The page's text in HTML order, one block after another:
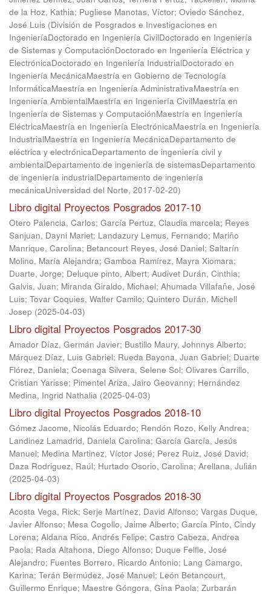
de la Hoz, Kathia; Pugliese Manotas, Víctor; Oviedo Sánchez,
José Luis (División de Posgrados e Investigaciones en
IngenieríaDoctorado en Ingeniería CivilDoctorado en Ingeniería
de Sistemas y ComputaciónDoctorado en Ingeniería Eléctrica y
ElectrónicaDoctorado en Ingeniería IndustrialDoctorado en
Ingeniería MecánicaMaestría en Gobierno de Tecnología
InformáticaMaestría en Ingeniería AdministrativaMaestría en
Ingeniería AmbientalMaestría en Ingeniería CivilMaestría en
Ingeniería de Sistemas y ComputaciónMaestría en Ingeniería
EléctricaMaestría en Ingeniería ElectrónicaMaestría en Ingeniería
IndustrialMaestría en Ingeniería MecánicaDepartamento de
eléctrica y electrónicaDepartamento de ingeniería civil y
ambientalDepartamento de ingeniería de sistemasDepartamento
de ingeniería industrialDepartamento de ingeniería
mecánicaUniversidad del Norte, 2017-02-20)
Libro digital Proyectos Posgrados 2017-10
Otero Palencia, Carlos; García Pertuz, Claudia marcela; Reyes
Sanjuan, Dayni Mariet; Landazury Lemus, Fernando; Mariño
Manrique, Carolina; Betancourt Reyes, José Daniel; Saltarín
Molino, María Alejandra; Gamboa Ramírez, Mayra Xiomara;
Duarte, Jorge; Deluque pinto, Albert; Audivet Durán, Cinthia;
Galvis, Juan; Miranda Giraldo, Michael; Ahumada Villafañe, José
Luis; Tovar Coquies, Walter Camilo; Quintero Durán, Michell
Josep (2025-04-03)
Libro digital Proyectos Posgrados 2017-30
Amador Díaz, Germán Javier; Bustillo Maury, Johnnys Alberto;
Márquez Díaz, Luis Gabriel; Rueda Bayona, Juan Gabriel; Duarte
Flórez, Daniela; Coenaga Silvera, Selene Sol; Olivares Carrillo,
Cristian Yarisse; Pimentel Ariza, Jairo Geovanny; Hernández
Medina, Ingrid Nathalia (2025-04-03)
Libro digital Proyectos Posgrados 2018-10
Gómez Jacome, Nicolás Eduardo; Rendón Rozo, Kelly Andrea;
Landinez Lamadrid, Daniela Carolina; García García, Jesús
Manuel; Medina Martinez, Víctor José; Perez Ruiz, José David;
Daza Rodriguez, Raúl; Hurtado Osorio, Carolina; Arellana, Julián
(2025-04-03)
Libro digital Proyectos Posgrados 2018-30
Acosta Vega, Rick; Serje Martínez, David Alfonso; Vargas Duque,
Javier Alfonso; Mesa Cogollo, Jaime Alberto; García Pinto, Cindy
Lorena; Aldana Rico, Andrés Felipe; Castro Cabeza, Andrea
Paola; Rada Altahona, Diego Alfonso; Duque Felfle, José
Alejandro; Fuentes Borrero, Ricardo Antonio; Lang Camargo,
Karina; Terán Bermúdez, José Manuel; León Betancourt,
Guillermo Enrique; Maestre Góngora, Gina Paola; Zurbarán